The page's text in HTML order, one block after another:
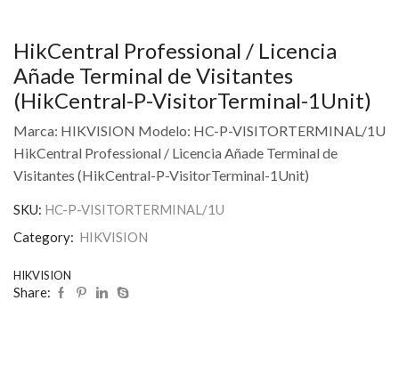
HikCentral Professional / Licencia
Añade Terminal de Visitantes
(HikCentral-P-VisitorTerminal-1Unit)
Marca: HIKVISION Modelo: HC-P-VISITORTERMINAL/1U
HikCentral Professional / Licencia Añade Terminal de
Visitantes (HikCentral-P-VisitorTerminal-1Unit)
SKU: HC-P-VISITORTERMINAL/1U
Category: HIKVISION
HIKVISION
Share: